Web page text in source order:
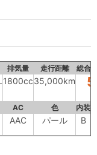
排気量 走行距離 総合
1800cc35,000km 5
AC 色 内装
AAC パール B